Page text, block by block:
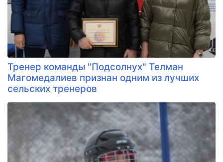
Тренер команды "Подсолнух" Телман
Магомедалиев признан одним из лучших
сельских тренеров